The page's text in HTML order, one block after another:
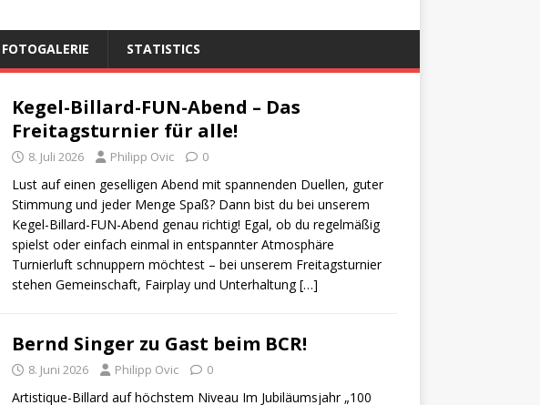
FOTOGALERIE STATISTICS
Kegel-Billard-FUN-Abend – Das
Freitagsturnier für alle!
8. Juli 2026 Philipp Ovic 0
Lust auf einen geselligen Abend mit spannenden Duellen, guter
Stimmung und jeder Menge Spaß? Dann bist du bei unserem
Kegel-Billard-FUN-Abend genau richtig! Egal, ob du regelmäßig
spielst oder einfach einmal in entspannter Atmosphäre
Turnierluft schnuppern möchtest – bei unserem Freitagsturnier
stehen Gemeinschaft, Fairplay und Unterhaltung[…]
Bernd Singer zu Gast beim BCR!
8. Juni 2026 Philipp Ovic 0
Artistique-Billard auf höchstem Niveau Im Jubiläumsjahr „100